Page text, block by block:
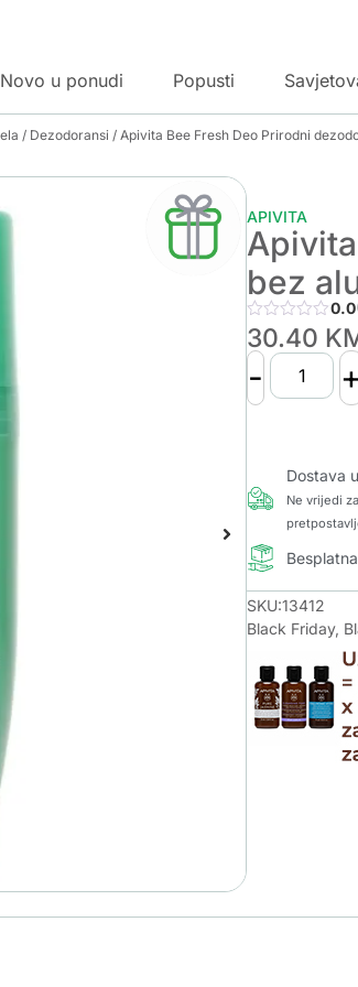
Novo u ponudi Popusti
/ Dezodoransi / Apivita Bee Fresh Deo Prirodni
APIVITA
bez
0.0
30.40
- +
Dostava
Ne vrijedi
SKU:13412
Black Friday,